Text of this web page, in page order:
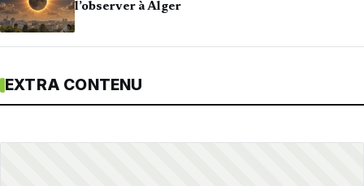
l’observer à Alger
EXTRA CONTENU